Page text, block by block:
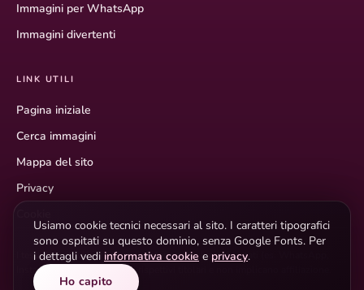
Immagini per WhatsApp
Immagini divertenti
LINK UTILI
Pagina iniziale
Cerca immagini
Mappa del sito
Privacy
I testi descrittivi hanno scopo informativo. I marchi citati (es. WhatsApp,
Instagram) appartengono ai rispettivi titolari e non implicano affiliazione.
Usiamo cookie tecnici necessari al sito. I caratteri tipografici
sono ospitati su questo dominio, senza Google Fonts. Per
i dettagli vedi informativa cookie e privacy.
Ho capito